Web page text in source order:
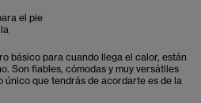
el pie
básico para cuando llega el calor, están
Son fiables, cómodas y muy versátiles
único que tendrás de acordarte es de la